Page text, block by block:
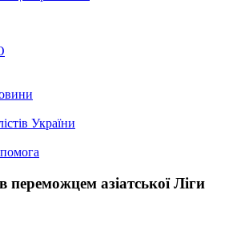
України
переможцем азіатської Ліги